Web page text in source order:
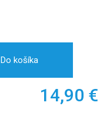
Do košíka
14,90 €